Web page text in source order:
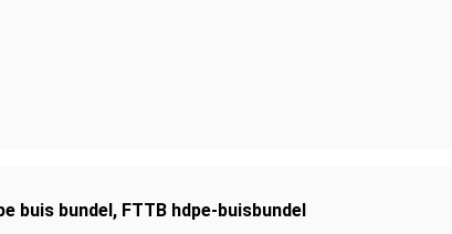
buis bundel, FTTB hdpe-buisbundel